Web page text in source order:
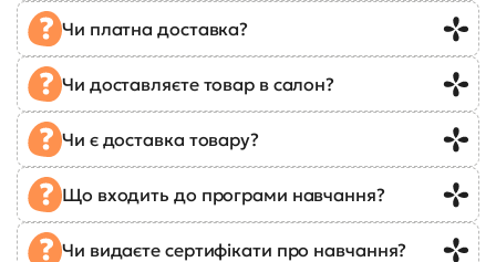
Чи платна доставка?
Чи доставляєте товар в салон?
Чи є доставка товару?
Що входить до програми навчання?
Чи видаєте сертифікати про навчання?